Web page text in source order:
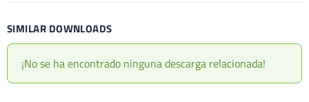
SIMILAR DOWNLOADS
¡No se ha encontrado ninguna descarga relacionada!